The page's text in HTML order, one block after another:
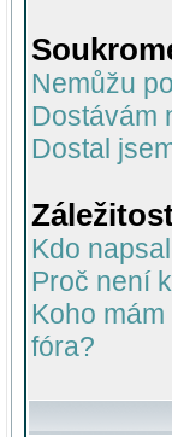
Nemůžu
Dostávám
Dostal
Kdo
Proč není
Koho
fóra?